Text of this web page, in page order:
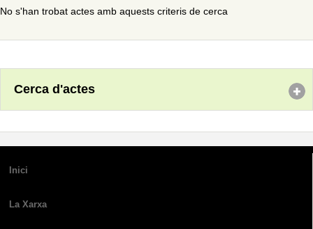
No s'han trobat actes amb aquests criteris de cerca
Cerca d'actes
Inici
La Xarxa